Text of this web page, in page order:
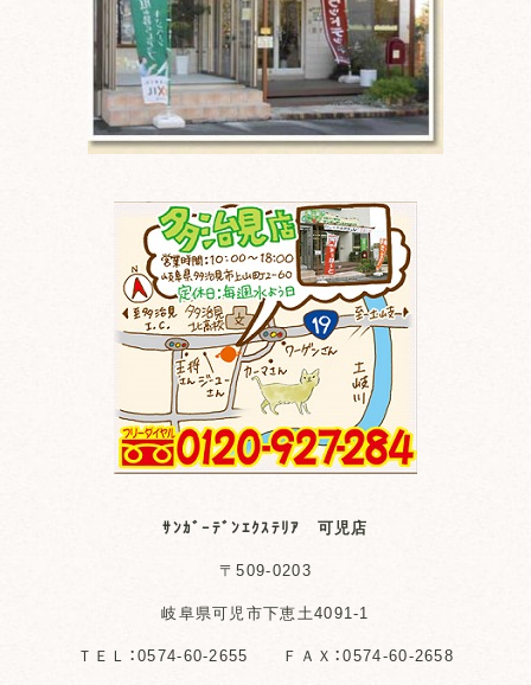
ｻﾝｶﾞｰﾃﾞﾝｴｸｽﾃﾘｱ 可児店
〒509-0203
岐阜県可児市下恵土4091-1
ＴＥＬ：0574-60-2655 ＦＡＸ：0574-60-2658